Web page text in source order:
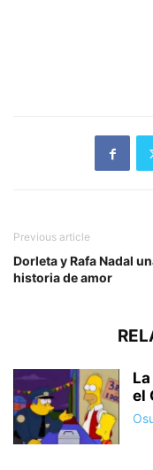
Previous article
Dorleta y Rafa Nadal
historia de amor
el